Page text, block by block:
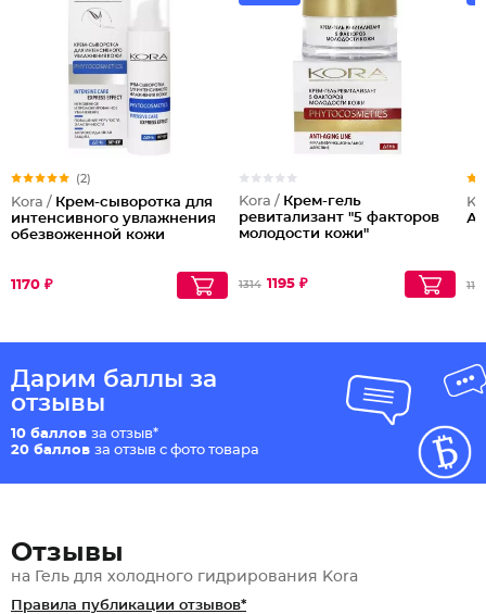
(2)
Kora / Крем-сыворотка для
интенсивного увлажнения
обезвоженной кожи
1170 ₽
Kora / Крем-гель
ревитализант "5 факторов
молодости кожи"
1314 1195 ₽
Дарим баллы за
отзывы
10 баллов за отзыв*
20 баллов за отзыв с фото товара
Отзывы
на Гель для холодного гидрирования Kora
Правила публикации отзывов*